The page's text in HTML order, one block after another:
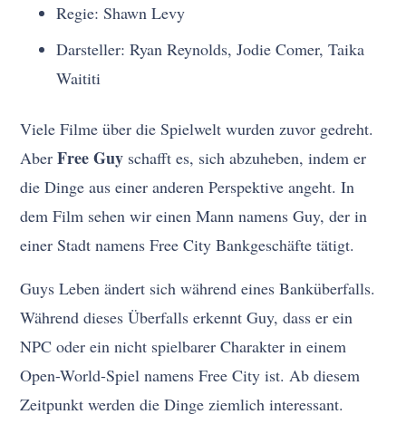
Regie: Shawn Levy
Darsteller: Ryan Reynolds, Jodie Comer, Taika
Waititi
Viele Filme über die Spielwelt wurden zuvor gedreht.
AberFree Guy schafft es, sich abzuheben, indem er
die Dinge aus einer anderen Perspektive angeht. In
dem Film sehen wir einen Mann namens Guy, der in
einer Stadt namens Free City Bankgeschäfte tätigt.
Guys Leben ändert sich während eines Banküberfalls.
Während dieses Überfalls erkennt Guy, dass er ein
NPC oder ein nicht spielbarer Charakter in einem
Open-World-Spiel namens Free City ist. Ab diesem
Zeitpunkt werden die Dinge ziemlich interessant.